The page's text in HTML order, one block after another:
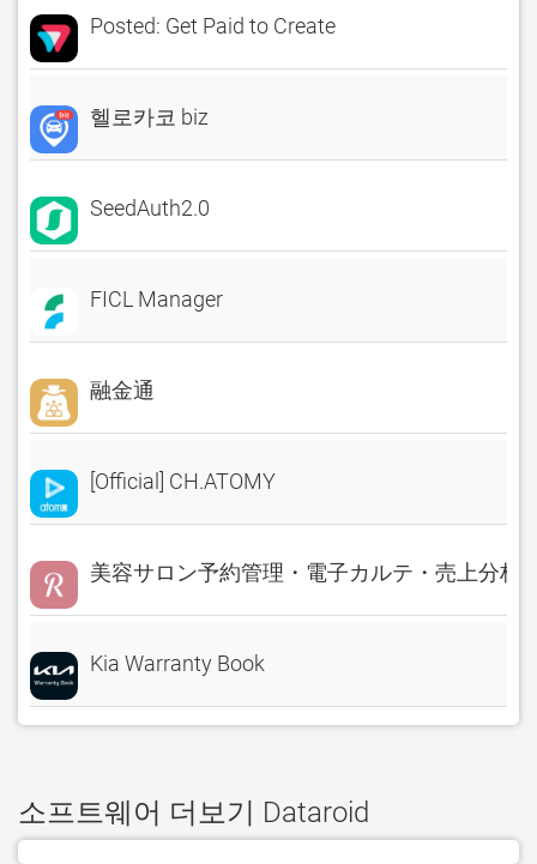
Posted: Get Paid to Create
헬로카코 biz
SeedAuth2.0
FICL Manager
融金通
[Official] CH.ATOMY
美容サロン予約管理・電子カルテ・売上分析
Kia Warranty Book
소프트웨어 더보기 Dataroid